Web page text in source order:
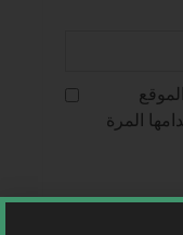
المرة